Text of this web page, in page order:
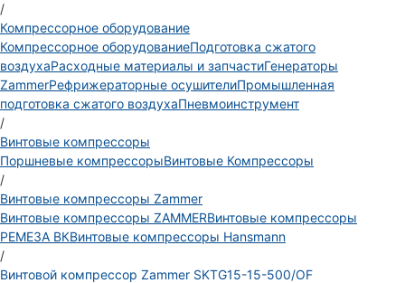
/
Компрессорное оборудование
Компрессорное оборудованиеПодготовка сжатого
воздухаРасходные материалы и запчастиГенераторы
ZammerРефрижераторные осушителиПромышленная
подготовка сжатого воздухаПневмоинструмент
/
Винтовые компрессоры
Поршневые компрессорыВинтовые Компрессоры
/
Винтовые компрессоры Zammer
Винтовые компрессоры ZAMMERВинтовые компрессоры
РЕМЕЗА ВКВинтовые компрессоры Hansmann
/
Винтовой компрессор Zammer SKTG15-15-500/OF